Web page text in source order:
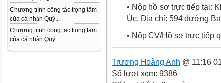
Chương trình công tác trọng tâm
của cá nhân Quý...
Chương trình công tác trọng tâm
của cá nhân Quý...
• Nộp hồ sơ trực tiếp tại:
Úc. Địa chỉ: 594 đường
• Nộp CV/Hồ sơ trực tiếp
Trương Hoàng Anh @ 11:16
Số lượt xem: 9386